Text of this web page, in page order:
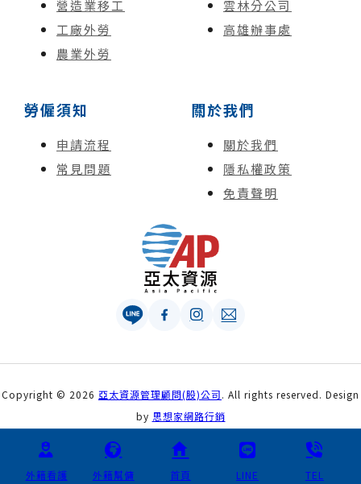
營造業移工
工廠外勞
農業外勞
雲林分公司
高雄辦事處
勞僱須知
申請流程
常見問題
關於我們
關於我們
隱私權政策
免責聲明
Copyright © 2026 亞太資源管理顧問(股)公司. All rights reserved. Design
by 思想家網路行銷
外籍看護 外籍幫傭 首頁 LINE TEL